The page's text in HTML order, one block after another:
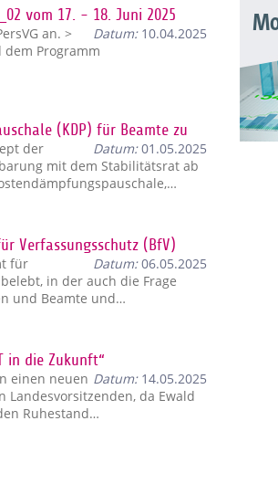
vom 17. - 18. Juni 2025
Datum:10.04.2025
an. >
Programm
(KDP) für Beamte zu
Datum:01.05.2025
der
mit dem Stabilitätsrat ab
Verfassungsschutz (BfV)
Datum:06.05.2025
für
in der auch die Frage
und Beamte und…
in die Zukunft“
Datum:14.05.2025
einen neuen
Landesvorsitzenden, da Ewald
Ruhestand…